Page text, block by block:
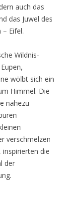
auch das
das Juwel des
Eifel.
Wildnis-
wölbt sich ein
Himmel. Die
nahezu
verschmelzen
die
der